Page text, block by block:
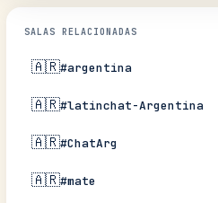
SALAS RELACIONADAS
🇦🇷#argentina
🇦🇷#latinchat-Argentina
🇦🇷#ChatArg
🇦🇷#mate